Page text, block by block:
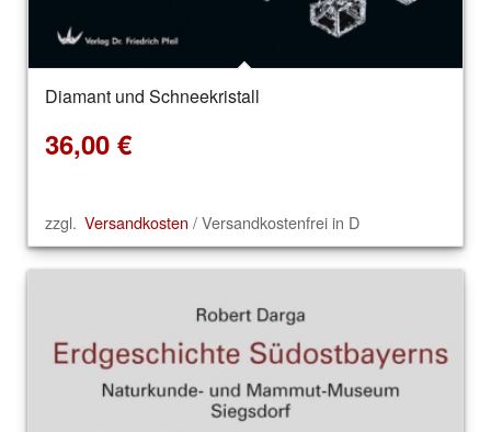
5.00
Diamant und Schneekristall
36,00 €
zzgl. Versandkosten / Versandkostenfrei in D